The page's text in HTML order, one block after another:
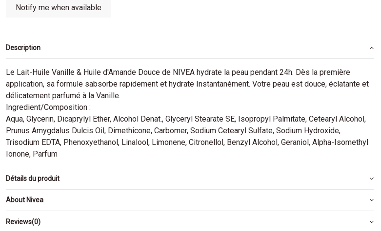
Description
Le Lait-Huile Vanille & Huile d'Amande Douce de NIVEA hydrate la peau pendant 24h. Dès la première
application, sa formule sabsorbe rapidement et hydrate Instantanément. Votre peau est douce, éclatante et
délicatement parfumé à la Vanille.
Ingredient/Composition :
Aqua, Glycerin, Dicaprylyl Ether, Alcohol Denat., Glyceryl Stearate SE, Isopropyl Palmitate, Cetearyl Alcohol,
Prunus Amygdalus Dulcis Oil, Dimethicone, Carbomer, Sodium Cetearyl Sulfate, Sodium Hydroxide,
Trisodium EDTA, Phenoxyethanol, Linalool, Limonene, Citronellol, Benzyl Alcohol, Geraniol, Alpha-Isomethyl
Ionone, Parfum
Détails du produit
About Nivea
Reviews(0)